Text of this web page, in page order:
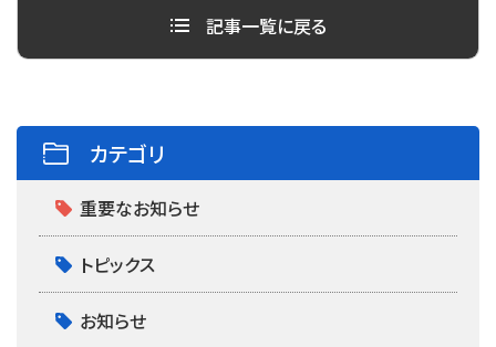
o
k
t
e
記事一覧に戻る
カテゴリ
重要なお知らせ
トピックス
お知らせ